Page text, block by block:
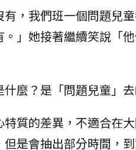
有，我們班一個問題兒
」她接著繼續笑說「
麼？是「問題兒童」
質的差異，不適合在
是會抽出部分時間，